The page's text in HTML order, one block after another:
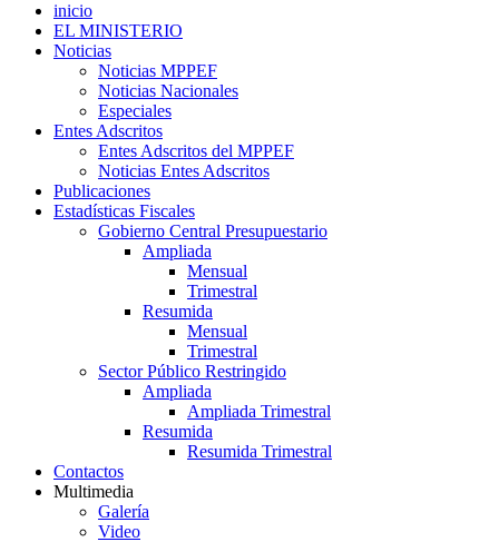
inicio
EL MINISTERIO
Noticias
Noticias MPPEF
Noticias Nacionales
Especiales
Entes Adscritos
Entes Adscritos del MPPEF
Noticias Entes Adscritos
Publicaciones
Estadísticas Fiscales
Gobierno Central Presupuestario
Ampliada
Mensual
Trimestral
Resumida
Mensual
Trimestral
Sector Público Restringido
Ampliada
Ampliada Trimestral
Resumida
Resumida Trimestral
Contactos
Multimedia
Galería
Video